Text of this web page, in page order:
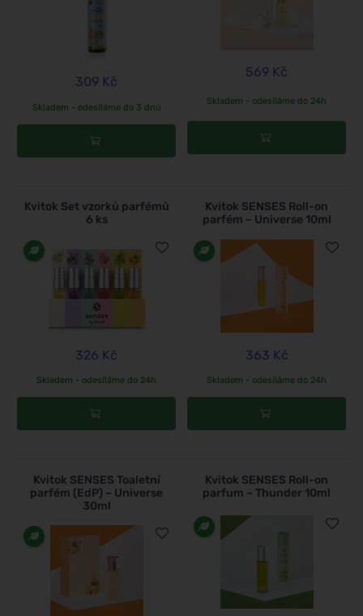
309 Kč
Skladem - odesíláme do 3 dnů
569 Kč
Skladem - odesíláme do 24h
Kvitok Set vzorků parfémů
6 ks
326 Kč
Skladem - odesíláme do 24h
Kvitok SENSES Roll-on
parfém – Universe 10ml
363 Kč
Skladem - odesíláme do 24h
Kvitok SENSES Toaletní
parfém (EdP) – Universe
30ml
Kvitok SENSES Roll-on
parfum – Thunder 10ml